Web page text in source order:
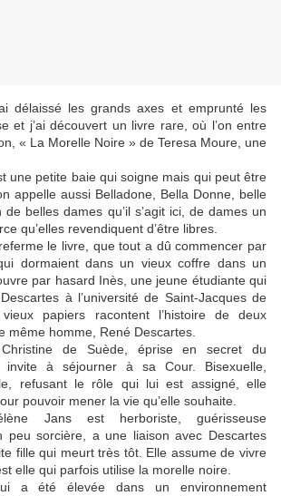
délaissé les grands axes et emprunté les
et j’ai découvert un livre rare, où l’on entre
« La Morelle Noire » de Teresa Moure, une
une petite baie qui soigne mais qui peut être
appelle aussi Belladone, Bella Donne, belle
de belles dames qu’il s’agit ici, de dames un
qu’elles revendiquent d’être libres.
le livre, que tout a dû commencer par
dormaient dans un vieux coffre dans un
par hasard Inès, une jeune étudiante qui
à l’université de Saint-Jacques de
papiers racontent l’histoire de deux
même homme, René Descartes.
de Suède, éprise en secret du
invite à séjourner à sa Cour. Bisexuelle,
refusant le rôle qui lui est assigné, elle
pouvoir mener la vie qu’elle souhaite.
Jans est herboriste, guérisseuse
peu sorcière, a une liaison avec Descartes
fille qui meurt très tôt. Elle assume de vivre
elle qui parfois utilise la morelle noire.
a été élevée dans un environnement